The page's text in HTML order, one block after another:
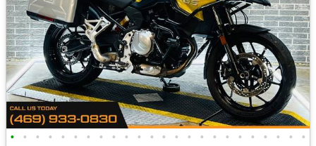
• • • • • • • • • • • • • • • • • • • • • • • •